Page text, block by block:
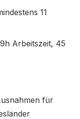
11
Arbeitszeit, 45
für